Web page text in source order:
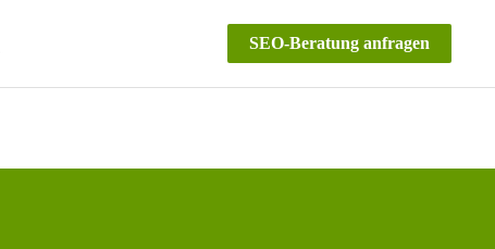
SEO-Beratung anfragen